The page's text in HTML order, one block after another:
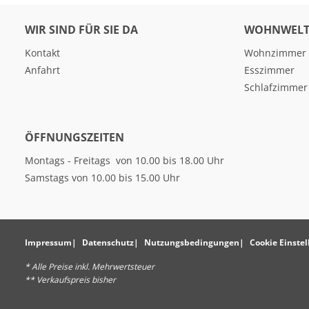
WIR SIND FÜR SIE DA
Kontakt
Anfahrt
Wohnzimmer
Esszimmer
Schlafzimmer
ÖFFNUNGSZEITEN
Montags - Freitags von 10.00 bis 18.00 Uhr
Samstags von 10.00 bis 15.00 Uhr
Impressum Datenschutz Nutzungsbedingungen Cookie
* Alle Preise inkl. Mehrwertsteuer
** Verkaufspreis bisher